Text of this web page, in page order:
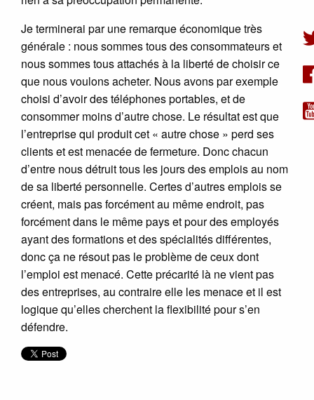
Je terminerai par une remarque économique très
générale : nous sommes tous des consommateurs et
nous sommes tous attachés à la liberté de choisir ce
que nous voulons acheter. Nous avons par exemple
choisi d’avoir des téléphones portables, et de
consommer moins d’autre chose. Le résultat est que
l’entreprise qui produit cet « autre chose » perd ses
clients et est menacée de fermeture. Donc chacun
d’entre nous détruit tous les jours des emplois au nom
de sa liberté personnelle. Certes d’autres emplois se
créent, mais pas forcément au même endroit, pas
forcément dans le même pays et pour des employés
ayant des formations et des spécialités différentes,
donc ça ne résout pas le problème de ceux dont
l’emploi est menacé. Cette précarité là ne vient pas
des entreprises, au contraire elle les menace et il est
logique qu’elles cherchent la flexibilité pour s’en
défendre.